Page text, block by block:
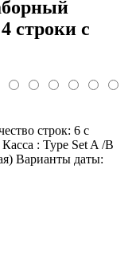
строки с
строк: 6 с
: Type Set A /B
Варианты даты: